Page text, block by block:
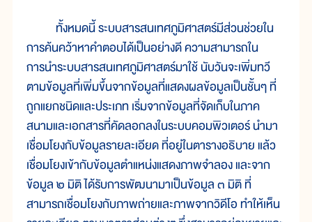
ทั้งหมดนี้ ระบบสารสนเทศภูมิศาสตร์มีส่วนช่วยใน
การค้นคว้าหาคำตอบได้เป็นอย่างดี ความสามารถใน
การนำระบบสารสนเทศภูมิศาสตร์มาใช้ นับวันจะเพิ่มทวี
ตามข้อมูลที่เพิ่มขึ้นจากข้อมูลที่แสดงผลข้อมูลเป็นชั้นๆ ที่
ถูกแยกชนิดและประเภท เริ่มจากข้อมูลที่จัดเก็บในภาค
สนามและเอกสารที่คัดลอกลงในระบบคอมพิวเตอร์ นำมา
เชื่อมโยงกับข้อมูลรายละเอียด ที่อยู่ในตารางอธิบาย แล้ว
เชื่อมโยงเข้ากับข้อมูลตำแหน่งแสดงภาพจำลอง และจาก
ข้อมูล ๒ มิติ ได้รับการพัฒนามาเป็นข้อมูล ๓ มิติ ที่
สามารถเชื่อมโยงกับภาพถ่ายและภาพจากวิดีโอ ทำให้เห็น